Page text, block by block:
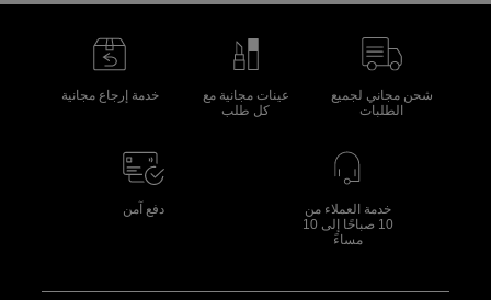
شحن مجاني لجميع
الطلبات
عينات مجانية مع
كل طلب
خدمة إرجاع مجانية
خدمة العملاء من
10 صباحًا إلى 10
مساءً
دفع آمن